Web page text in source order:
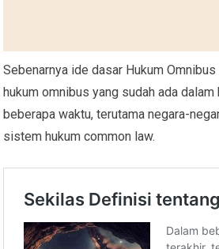
Sebenarnya ide dasar Hukum
hukum omnibus yang sudah ada
beberapa waktu, terutama negara-
sistem hukum common law.